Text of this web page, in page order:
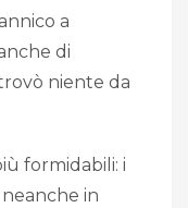
a
di
niente da
formidabili: i
in